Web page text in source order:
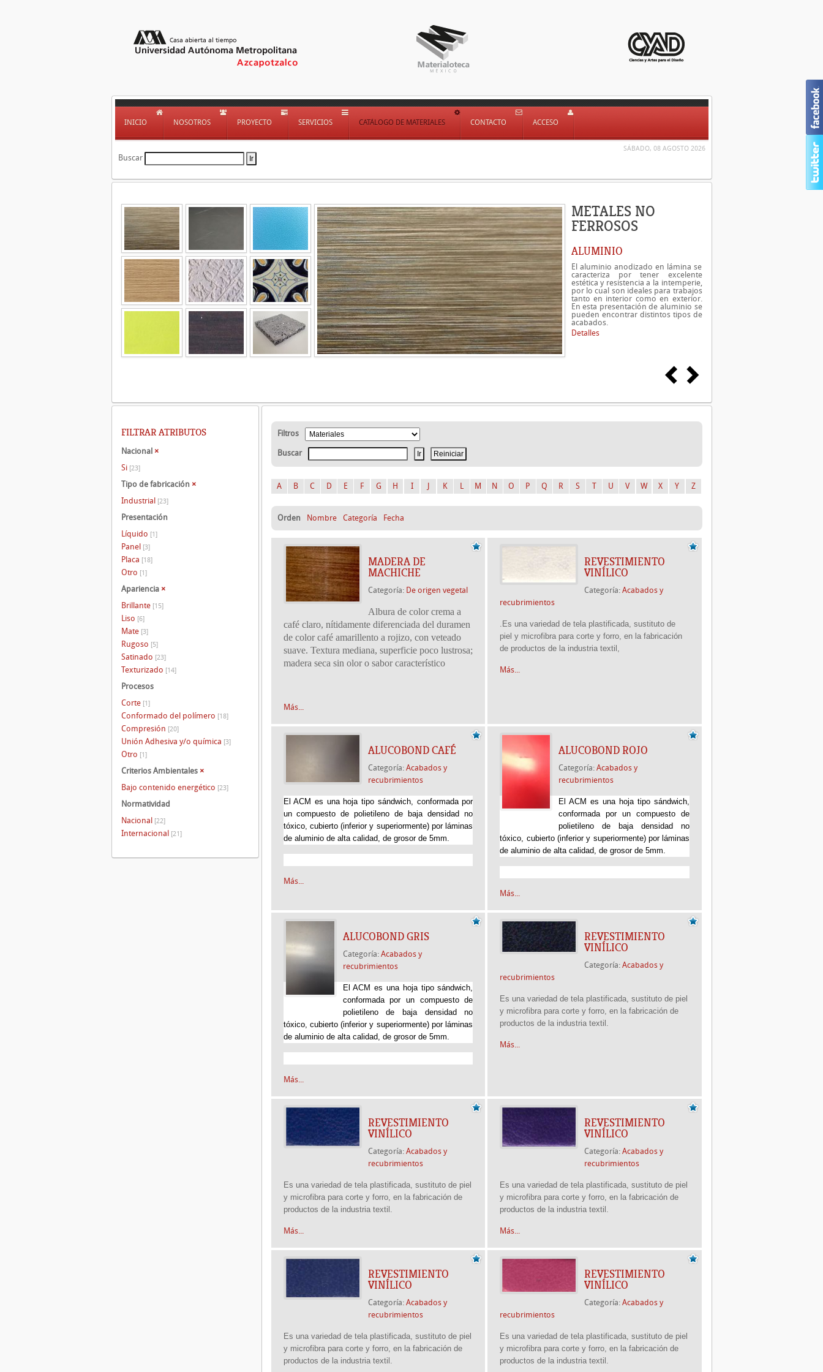
INICIO NOSOTROS PROYECTO SERVICIOS CATÁLOGO DE MATERIALES CONTACTO ACCESO
SÁBADO, 08 AGOSTO 2026
Buscar
METALES NO
FERROSOS
ALUMINIO
El aluminio anodizado en lámina se
caracteriza por tener excelente
estética y resistencia a la intemperie,
por lo cual son ideales para trabajos
tanto en interior como en exterior.
En esta presentación de aluminio se
pueden encontrar distintos tipos de
acabados.
Detalles
Filtros
Buscar
A B C D E F G H I K L M N O P Q R S T U V W X Y Z
Orden Nombre Categoría Fecha
MADERA DE
MACHICHE
Categoría: De origen vegetal
Albura de color crema a
café claro, nítidamente diferenciada del duramen
de color café amarillento a rojizo, con veteado
suave. Textura mediana, superficie poco lustrosa;
madera seca sin olor o sabor característico
Más...
REVESTIMIENTO
VINÍLICO
Categoría:Acabados y
recubrimientos
.Es una variedad de tela plastificada, sustituto de
piel y microfibra para corte y forro, en la fabricación
de productos de la industria textil,
Más...
ALUCOBOND CAFÉ
Categoría: Acabados y
recubrimientos
El ACM es una hoja tipo sándwich, conformada por
un compuesto de polietileno de baja densidad no
tóxico, cubierto (inferior y superiormente) por láminas
de aluminio de alta calidad, de grosor de 5mm.
Más...
ALUCOBOND ROJO
Categoría:Acabados y
recubrimientos
El ACM es una hoja tipo sándwich,
conformada por un compuesto de
polietileno de baja densidad no
tóxico, cubierto (inferior y superiormente) por láminas
de aluminio de alta calidad, de grosor de 5mm.
Más...
ALUCOBOND GRIS
Categoría: Acabados y
recubrimientos
El ACM es una hoja tipo sándwich,
conformada por un compuesto de
polietileno de baja densidad no
tóxico, cubierto (inferior y superiormente) por láminas
de aluminio de alta calidad, de grosor de 5mm.
Más...
REVESTIMIENTO
VINÍLICO
Categoría:Acabados y
recubrimientos
Es una variedad de tela plastificada, sustituto de piel
y microfibra para corte y forro, en la fabricación de
productos de la industria textil.
Más...
REVESTIMIENTO
VINÍLICO
Categoría: Acabados y
recubrimientos
Es una variedad de tela plastificada, sustituto de piel
y microfibra para corte y forro, en la fabricación de
productos de la industria textil.
Más...
REVESTIMIENTO
VINÍLICO
Categoría:Acabados y
recubrimientos
Es una variedad de tela plastificada, sustituto de piel
y microfibra para corte y forro, en la fabricación de
productos de la industria textil.
Más...
REVESTIMIENTO
VINÍLICO
Categoría: Acabados y
recubrimientos
Es una variedad de tela plastificada, sustituto de piel
y microfibra para corte y forro, en la fabricación de
productos de la industria textil.
REVESTIMIENTO
VINÍLICO
Categoría:Acabados y
recubrimientos
Es una variedad de tela plastificada, sustituto de piel
y microfibra para corte y forro, en la fabricación de
productos de la industria textil.
FILTRAR ATRIBUTOS
Nacional ×
Si [23]
Tipo de fabricación ×
Industrial [23]
Presentación
Líquido [1]
Panel [3]
Placa [18]
Otro [1]
Apariencia ×
Brillante [15]
Liso [6]
Mate [3]
Rugoso [5]
Satinado [23]
Texturizado [14]
Procesos
Corte [1]
Conformado del polímero [18]
Compresión [20]
Unión Adhesiva y/o química [3]
Otro [1]
Criterios Ambientales ×
Bajo contenido energético [23]
Normatividad
Nacional [22]
Internacional [21]